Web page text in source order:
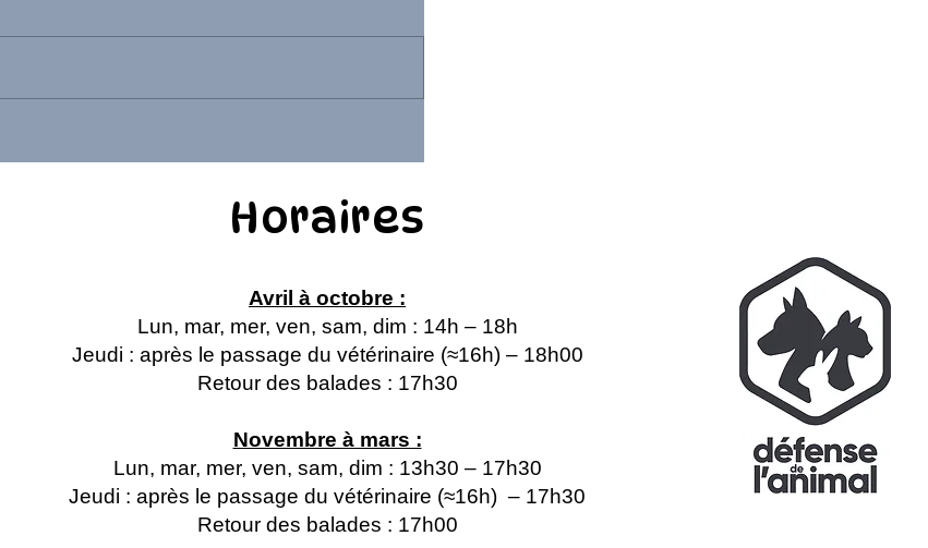
Horaires
Avril à octobre :
Lun, mar, mer, ven, sam, dim : 14h – 18h
Jeudi : après le passage du vétérinaire (≈16h) – 18h00
Retour des balades : 17h30
Novembre à mars :
Lun, mar, mer, ven, sam, dim : 13h30 – 17h30
Jeudi : après le passage du vétérinaire (≈16h) – 17h30
Retour des balades : 17h00